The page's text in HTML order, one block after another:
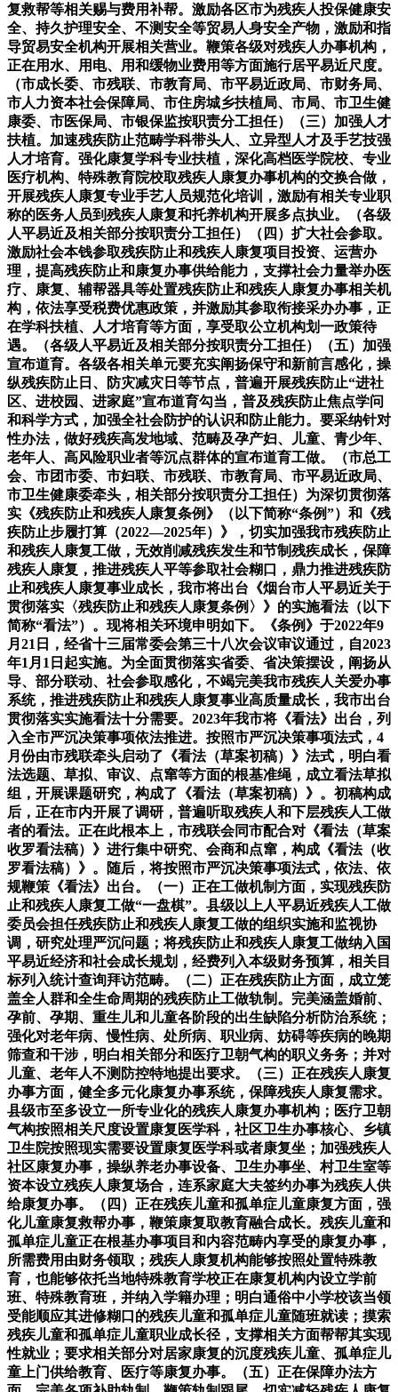
复救帮等相关赐与费用补帮。激励各区市为残疾人投保健康安
全、持久护理安全、不测安全等贸易人身安全产物，激励和指
导贸易安全机构开展相关营业。鞭策各级对残疾人办事机构，
正在用水、用电、用和缓物业费用等方面施行居平易近尺度。
（市成长委、市残联、市教育局、市平易近政局、市财务局、
市人力资本社会保障局、市住房城乡扶植局、市局、市卫生健
康委、市医保局、市银保监按职责分工担任）（三）加强人才
扶植。加速残疾防止范畴学科带头人、立异型人才及手艺技强
人才培育。强化康复学科专业扶植，深化高档医学院校、专业
医疗机构、特殊教育院校取残疾人康复办事机构的交换合做，
开展残疾人康复专业手艺人员规范化培训，激励有相关专业职
称的医务人员到残疾人康复和托养机构开展多点执业。（各级
人平易近及相关部分按职责分工担任）（四）扩大社会参取。
激励社会本钱参取残疾防止和残疾人康复项目投资、运营办
理，提高残疾防止和康复办事供给能力，支撑社会力量举办医
疗、康复、辅帮器具等处置残疾防止和残疾人康复办事相关机
构，依法享受税费优惠政策，并激励其参取衔接采办办事，正
在学科扶植、人才培育等方面，享受取公立机构划一政策待
遇。（各级人平易近及相关部分按职责分工担任）（五）加强
宣布道育。各级各相关单元要充实阐扬保守和新前言感化，操
纵残疾防止日、防灾减灾日等节点，普遍开展残疾防止“进社
区、进校园、进家庭”宣布道育勾当，普及残疾防止焦点学问
和科学方式，加强全社会防护的认识和防止能力。要采纳针对
性办法，做好残疾高发地域、范畴及孕产妇、儿童、青少年、
老年人、高风险职业者等沉点群体的宣布道育工做。（市总工
会、市团市委、市妇联、市残联、市教育局、市平易近政局、
市卫生健康委牵头，相关部分按职责分工担任）为深切贯彻落
实《残疾防止和残疾人康复条例》（以下简称“条例”）和《残
疾防止步履打算（2022—2025年）》，切实加强我市残疾防止
和残疾人康复工做，无效削减残疾发生和节制残疾成长，保障
残疾人康复，推进残疾人平等参取社会糊口，鼎力推进残疾防
止和残疾人康复事业成长，我市将出台《烟台市人平易近关于
贯彻落实〈残疾防止和残疾人康复条例〉》的实施看法（以下
简称“看法”）。现将相关环境申明如下。《条例》于2022年9
月21日，经省十三届常委会第三十八次会议审议通过，自2023
年1月1日起实施。为全面贯彻落实省委、省决策摆设，阐扬从
导、部分联动、社会参取感化，不竭完美我市残疾人关爱办事
系统，推进残疾防止和残疾人康复事业高质量成长，我市出台
贯彻落实实施看法十分需要。2023年我市将《看法》出台，列
入全市严沉决策事项依法推进。按照市严沉决策事项法式，4
月份由市残联牵头启动了《看法（草案初稿）》法式，明白看
法选题、草拟、审议、点窜等方面的根基准绳，成立看法草拟
组，开展课题研究，构成了《看法（草案初稿）》。初稿构成
后，正在市内开展了调研，普遍听取残疾人和下层残疾人工做
者的看法。正在此根本上，市残联会同市配合对《看法（草案
收罗看法稿）》进行集中研究、会商和点窜，构成《看法（收
罗看法稿）》。随后，将按照市严沉决策事项法式，依法、依
规鞭策《看法》出台。（一）正在工做机制方面，实现残疾防
止和残疾人康复工做“一盘棋”。县级以上人平易近残疾人工做
委员会担任残疾防止和残疾人康复工做的组织实施和监视协
调，研究处理严沉问题；将残疾防止和残疾人康复工做纳入国
平易近经济和社会成长规划，经费列入本级财务预算，相关目
标列入统计查询拜访范畴。（二）正在残疾防止方面，成立笼
盖全人群和全生命周期的残疾防止工做轨制。完美涵盖婚前、
孕前、孕期、重生儿和儿童各阶段的出生缺陷分析防治系统；
强化对老年病、慢性病、处所病、职业病、妨碍等疾病的晚期
筛查和干涉，明白相关部分和医疗卫朝气构的职义务务；并对
儿童、老年人不测防控特地提出要求。（三）正在残疾人康复
办事方面，健全多元化康复办事系统，保障残疾人康复需求。
县级市至多设立一所专业化的残疾人康复办事机构；医疗卫朝
气构按照相关尺度设置康复医学科，社区卫生办事核心、乡镇
卫生院按照现实需要设置康复医学科或者康复坐；加强残疾人
社区康复办事，操纵养老办事设备、卫生办事坐、村卫生室等
资本设立残疾人康复场合，连系家庭大夫签约办事为残疾人供
给康复办事。（四）正在残疾儿童和孤单症儿童康复方面，强
化儿童康复救帮办事，鞭策康复取教育融合成长。残疾儿童和
孤单症儿童正在根基办事项目和内容范畴内享受的康复办事，
所需费用由财务领取；残疾人康复机构能够按照处置特殊教
育，也能够依托当地特殊教育学校正在康复机构内设立学前
班、特殊教育班，并纳入学籍办理；明白通俗中小学校该当领
受能顺应其进修糊口的残疾儿童和孤单症儿童随班就读；摸索
残疾儿童和孤单症儿童职业成长径，支撑相关方面帮帮其实现
性就业；要求相关部分对居家康复的沉度残疾儿童、孤单症儿
童上门供给教育、医疗等康复办事。（五）正在保障办法方